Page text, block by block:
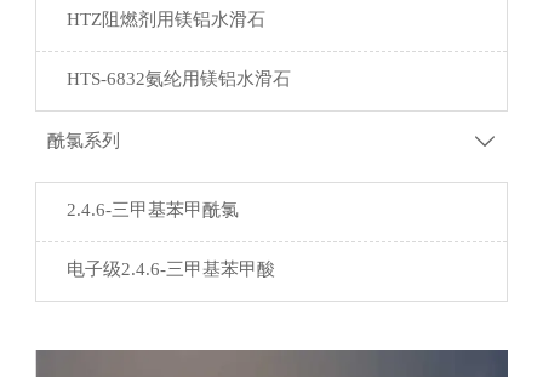
HTZ阻燃剂用镁铝水滑石
HTS-6832氨纶用镁铝水滑石
酰氯系列 
2.4.6-三甲基苯甲酰氯
电子级2.4.6-三甲基苯甲酸